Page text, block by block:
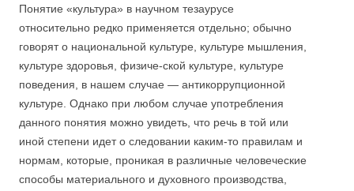
Понятие «культура» в научном тезаурусе
относительно редко применяется отдельно; обычно
говорят о национальной культуре, культуре мышления,
культуре здоровья, физиче-ской культуре, культуре
поведения, в нашем случае — антикоррупционной
культуре. Однако при любом случае употребления
данного понятия можно увидеть, что речь в той или
иной степени идет о следовании каким-то правилам и
нормам, которые, проникая в различные человеческие
способы материального и духовного производства,